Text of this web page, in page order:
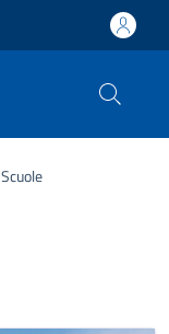
Scuole